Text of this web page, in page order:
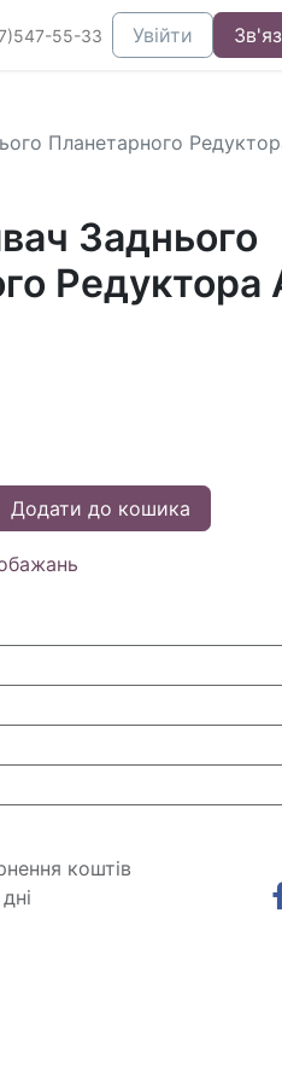
55-33 Увійти
Планетарного
Заднього
Редуктора
Додати до кошика
коштів